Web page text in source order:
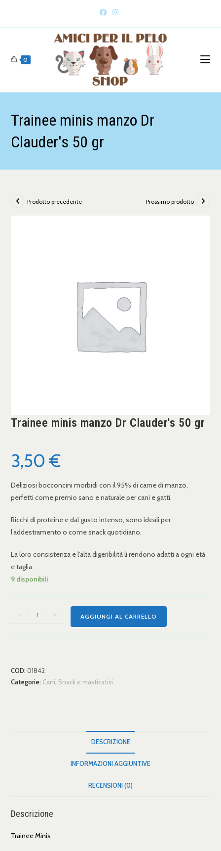
0
Trainee minis manzo Dr
Clauder's 50 gr
Prodotto precedente Prossimo prodotto
Trainee minis manzo Dr Clauder's 50 gr
3,50€
Deliziosi bocconcini morbidi con il 95% di carne di manzo,
perfetti come premio sano e naturale per cani e gatti.
Ricchi di proteine e dal gusto intenso, sono ideali per
l’addestramento o come snack quotidiano.
La loro consistenza e l’alta digeribilità li rendono adatti a ogni età
e taglia.
9 disponibili
- + AGGIUNGI AL CARRELLO
COD:01842
Categorie: Cani, Snack e masticativi
DESCRIZIONE
INFORMAZIONI AGGIUNTIVE
RECENSIONI (0)
Descrizione
Trainee Minis